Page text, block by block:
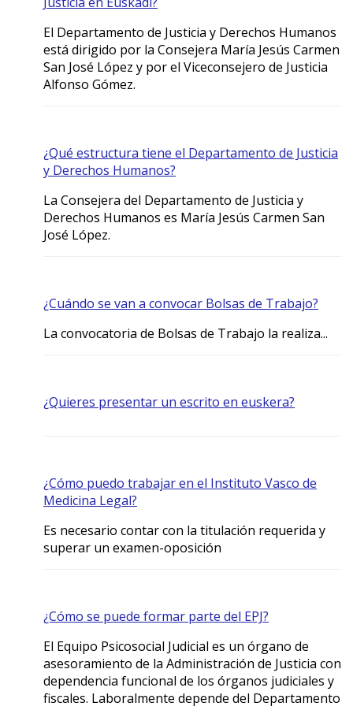
El Departamento de Justicia y Derechos Humanos
está dirigido por la Consejera María Jesús Carmen
San José López y por el Viceconsejero de Justicia
Alfonso Gómez.
¿Qué estructura tiene el Departamento de Justicia
y Derechos Humanos?
La Consejera del Departamento de Justicia y
Derechos Humanos es María Jesús Carmen San
José López.
¿Cuándo se van a convocar Bolsas de Trabajo?
La convocatoria de Bolsas de Trabajo la realiza...
¿Quieres presentar un escrito en euskera?
¿Cómo puedo trabajar en el Instituto Vasco de
Medicina Legal?
Es necesario contar con la titulación requerida y
superar un examen-oposición
¿Cómo se puede formar parte del EPJ?
El Equipo Psicosocial Judicial es un órgano de
asesoramiento de la Administración de Justicia con
dependencia funcional de los órganos judiciales y
fiscales. Laboralmente depende del Departamento